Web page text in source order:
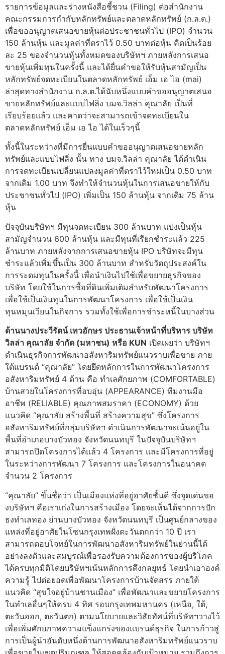
รายการข้อมูลและร่างหนังสือชี้ชวน (Filing) ต่อสำนักงาน
คณะกรรมการกำกับหลักทรัพย์และตลาดหลักทรัพย์ (ก.ล.ต.)
เพื่อขออนุญาตเสนอขายหุ้นต่อประชาชนทั่วไป (IPO) จำนวน
150 ล้านหุ้น และมูลค่าที่ตราไว้ 0.50 บาทต่อหุ้น คิดเป็นร้อย
ละ 25 ของจำนวนหุ้นทั้งหมดของบริษัทฯ ภายหลังการเสนอ
ขายหุ้นเพิ่มทุนในครั้งนี้ และได้ยื่นคำขอให้รับหุ้นสามัญเป็น
หลักทรัพย์จดทะเบียนในตลาดหลักทรัพย์ เอ็ม เอ ไอ (mai)
ล่าสุดทางสำนักงาน ก.ล.ต.ได้นับหนึ่งแบบคำขออนุญาตเสนอ
ขายหลักทรัพย์และแบบไฟลิ่ง บมจ.วิลล่า คุณาลัย เป็นที่
เรียบร้อยแล้ว และคาดว่าจะสามารถเข้าจดทะเบียนใน
ตลาดหลักทรัพย์ เอ็ม เอ ไอ ได้ในเร็วๆนี้
ทั้งนี้ในระหว่างที่มีการยื่นแบบคำขออนุญาตเสนอขายหลัก
ทรัพย์และแบบไฟลิ่ง นั้น ทาง บมจ.วิลล่า คุณาลัย ได้ดำเนิน
การจดทะเบียนเปลี่ยนแปลงมูลค่าที่ตราไว้ใหม่เป็น 0.50 บาท
จากเดิม 1.00 บาท จึงทำให้จำนวนหุ้นในการเสนอขายให้กับ
ประชาชนทั่วไป (IPO) เพิ่มเป็น 150 ล้านหุ้น จากเดิม 75 ล้าน
หุ้น
ปัจจุบันบริษัทฯ มีทุนจดทะเบียน 300 ล้านบาท แบ่งเป็นหุ้น
สามัญจำนวน 600 ล้านหุ้น และมีทุนที่เรียกชำระแล้ว 225
ล้านบาท ภายหลังจากการเสนอขายหุ้น IPO บริษัทจะมีทุน
ชำระแล้วเพิ่มขึ้นเป็น 300 ล้านบาท สำหรับวัตถุประสงค์ใน
การระดมทุนในครั้งนี้ เพื่อนำเงินไปใช้เพื่อขยายธุรกิจของ
บริษัท โดยใช้ในการซื้อที่ดินเพิ่มเติมสำหรับพัฒนาโครงการ
เพื่อใช้เป็นเงินทุนในการพัฒนาโครงการ เพื่อใช้เป็นเงิน
ทุนหมุนเวียนในกิจการ รวมทั้งใช้เพื่อการชำระหนี้ในบางส่วน
ด้านนางประวีรัตน์ เทวอักษร ประธานเจ้าหน้าที่บริหาร บริษัท
วิลล่า คุณาลัย จำกัด (มหาชน) หรือ KUN เปิดเผยว่า บริษัทฯ
ดำเนินธุรกิจการพัฒนาอสังหาริมทรัพย์แนวราบเพื่อขาย ภาย
ใต้แบรนด์ “คุณาลัย” โดยยึดหลักการในการพัฒนาโครงการ
อสังหาริมทรัพย์ 4 ด้าน คือ ทำเลศักยภาพ (COMFORTABLE)
บ้านสวยในโครงการที่อบอุ่น (APPEARANCE) ทีมงานมือ
อาชีพ (RELIABLE) คุณภาพสมราคา (ECONOMY) ด้วย
แนวคิด “คุณาลัย สร้างพื้นที่ สร้างความสุข” ซึ่งโครงการ
อสังหาริมทรัพย์ที่กลุ่มบริษัทฯ ดำเนินการพัฒนาจะเน้นอยู่ใน
พื้นที่อำเภอบางบัวทอง จังหวัดนนทบุรี ในปัจจุบันบริษัทฯ
สามารถปิดโครงการได้แล้ว 4 โครงการ และมีโครงการที่อยู่
ในระหว่างการพัฒนา 7 โครงการ และโครงการในอนาคต
จำนวน 2 โครงการ
“คุณาลัย” ขึ้นชื่อว่า เป็นเมืองแห่งที่อยู่อาศัยชั้นดี ซึ่งจุดเด่นขอ
งบริษัทฯ คือเราเก่งในการสร้างเมือง โดยจะเห็นได้จากการปัก
ธงทำเลทอง ย่านบางบัวทอง จังหวัดนนทบุรี เป็นศูนย์กลางของ
แหล่งที่อยู่อาศัยในโซนกรุงเทพฝั่งตะวันตกกว่า 10 ปี เรา
สามารถตอบโจทย์ในการพัฒนาอสังหาริมทรัพย์ในย่านนี้ได้
อย่างลงตัวและสมบูรณ์เพื่อรองรับความต้องการของผู้บริโภค
ได้ครบทุกมิติโดยบริษัทฯเน้นหลักการดึงกลยุทธ์ โดยนำเอาองค์
ความรู้ ไปต่อยอดเพื่อพัฒนาโครงการบ้านจัดสรร ภายใต้
แนวคิด “สุขใจอยู่บ้านชานเมือง” เพื่อพัฒนาและขยายโครงการ
ในทำเลอื่นๆให้ครบ 4 ทิศ รอบกรุงเทพมหานคร (เหนือ, ใต้,
ตะวันออก, ตะวันตก) ตามนโยบายและวิสัยทัศน์ที่บริษัทฯวางไว้
เพื่อเพิ่มศักยภาพความแข็งแกร่งของแบรนด์ธุรกิจ ในการก้าวสู่
การเป็นผู้นำอันดับหนึ่งด้านการพัฒนาอสังหาริมทรัพย์แนวราบ